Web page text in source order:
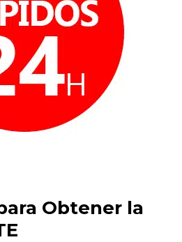
Obtener la